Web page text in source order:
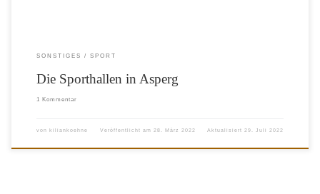
SONSTIGES SPORT
Die Sporthallen in Asperg
1 Kommentar
von kiliankoehne Veröffentlicht am28. März 2022 Aktualisiert29. Juli 2022